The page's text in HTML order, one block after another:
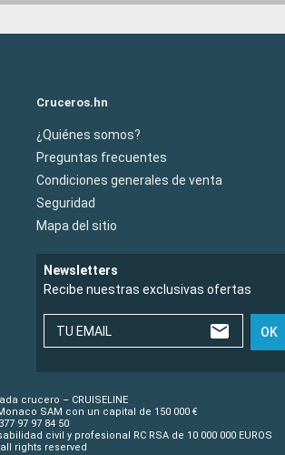
Cruceros.hn
¿Quiénes somos?
Preguntas frecuentes
Condiciones generales de venta
Seguridad
Mapa del sitio
Newsletters
Recibe nuestras exclusivas ofertas
TU EMAIL OK
crucero – CRUISELINE
SAM con un capital de 150 000 €
97 97 84 50
civil y profesional RC RSA de 10 000 000 EUROS
all rights reserved